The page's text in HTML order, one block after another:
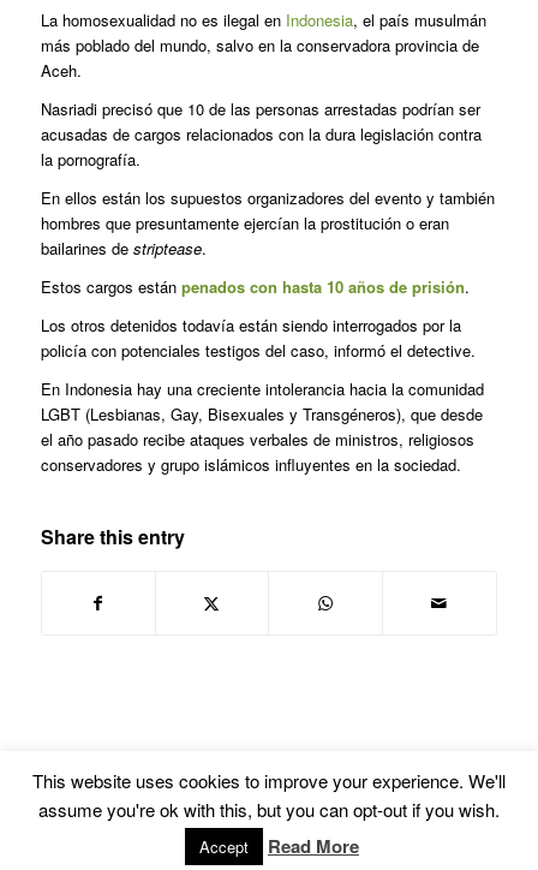
La homosexualidad no es ilegal en Indonesia, el país musulmán
más poblado del mundo, salvo en la conservadora provincia de
Aceh.
Nasriadi precisó que 10 de las personas arrestadas podrían ser
acusadas de cargos relacionados con la dura legislación contra
la pornografía.
En ellos están los supuestos organizadores del evento y también
hombres que presuntamente ejercían la prostitución o eran
bailarines de striptease.
Estos cargos estánpenados con hasta 10 años de prisión.
Los otros detenidos todavía están siendo interrogados por la
policía con potenciales testigos del caso, informó el detective.
En Indonesia hay una creciente intolerancia hacia la comunidad
LGBT (Lesbianas, Gay, Bisexuales y Transgéneros), que desde
el año pasado recibe ataques verbales de ministros, religiosos
conservadores y grupo islámicos influyentes en la sociedad.
Share this entry
© Copyright -Euskal Herriko Gay-Les Askapen Mugimendua- powered by
This website uses cookies to improve your experience. We'll
assume you're ok with this, but you can opt-out if you wish.
Accept Read More